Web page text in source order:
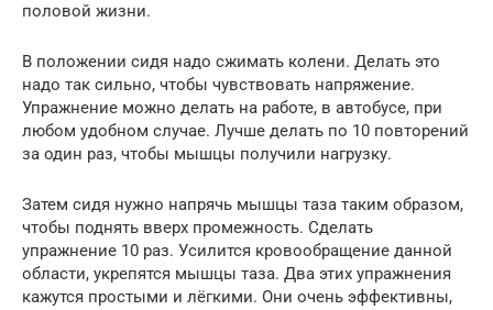
половой жизни.
В положении сидя надо сжимать колени. Делать это
надо так сильно, чтобы чувствовать напряжение.
Упражнение можно делать на работе, в автобусе, при
любом удобном случае. Лучше делать по 10 повторений
за один раз, чтобы мышцы получили нагрузку.
Затем сидя нужно напрячь мышцы таза таким образом,
чтобы поднять вверх промежность. Сделать
упражнение 10 раз. Усилится кровообращение данной
области, укрепятся мышцы таза. Два этих упражнения
кажутся простыми и лёгкими. Они очень эффективны,